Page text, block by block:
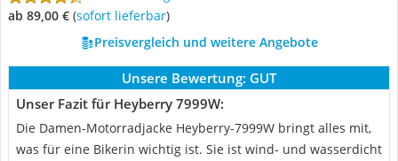
ab 89,00 € ( Sofort lieferbar)
Preisvergleich und weitere Angebote
Unsere Bewertung: GUT
Unser Fazit für Heyberry 7999W:
Die Damen-Motorradjacke Heyberry-7999W bringt alles mit,
was für eine Bikerin wichtig ist. Sie ist wind- und wasserdicht